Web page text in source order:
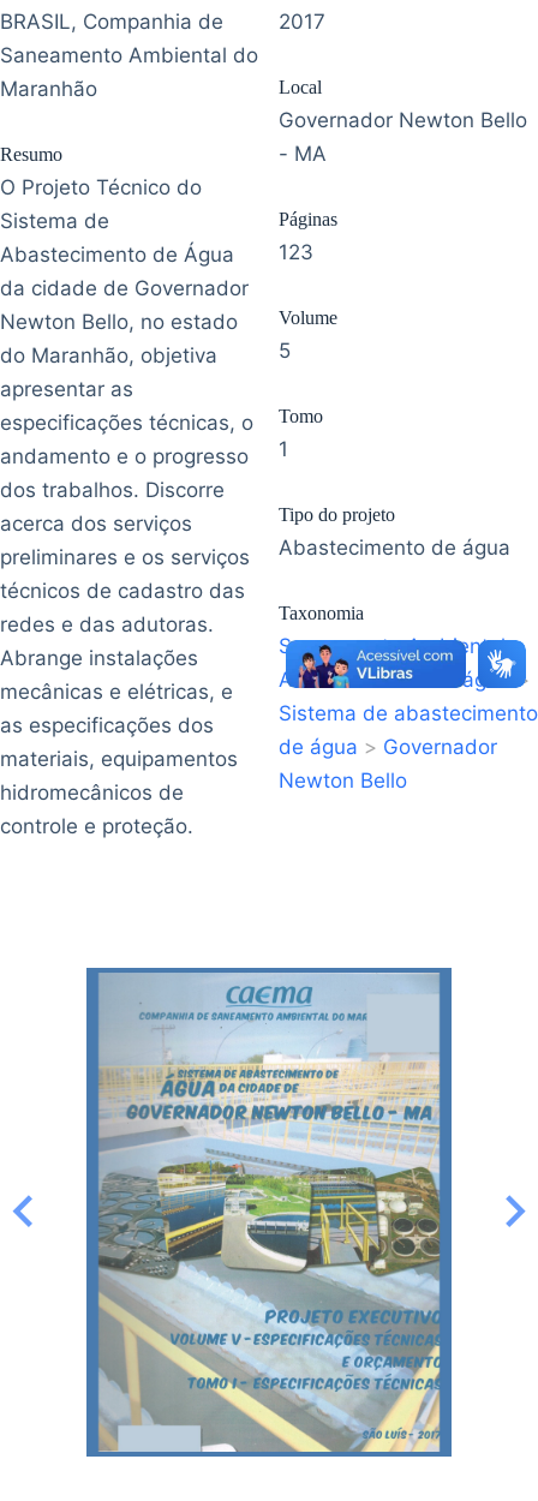
BRASIL, Companhia de
Saneamento Ambiental do
Maranhão
Resumo
O Projeto Técnico do
Sistema de
Abastecimento de Água
da cidade de Governador
Newton Bello, no estado
do Maranhão, objetiva
apresentar as
especificações técnicas, o
andamento e o progresso
dos trabalhos. Discorre
acerca dos serviços
preliminares e os serviços
técnicos de cadastro das
redes e das adutoras.
Abrange instalações
mecânicas e elétricas, e
as especificações dos
materiais, equipamentos
hidromecânicos de
controle e proteção.
2017
Local
Governador Newton Bello
- MA
Páginas
123
Volume
5
Tomo
1
Tipo do projeto
Abastecimento de água
Taxonomia
Saneamento Ambiental>
Abastecimento de água>
Sistema de abastecimento
de água > Governador
Newton Bello